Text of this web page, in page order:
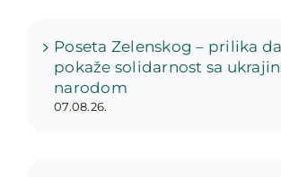
Poseta Zelenskog – prilika
pokaže solidarnost sa
narodom
07.08.26.